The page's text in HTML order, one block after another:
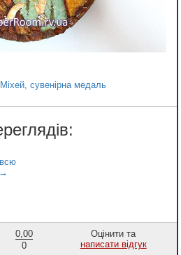
Міхей, сувенірна медаль
0,00
0
Оцінити та
написати відгук